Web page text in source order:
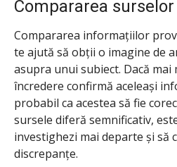
Compararea surselor
Compararea informațiilor
te ajută să obții o imagine de
asupra unui subiect. Dacă mai
încredere confirmă aceleași
probabil ca acestea să fie
sursele diferă semnificativ,
investighezi mai departe și să
discrepanțe.